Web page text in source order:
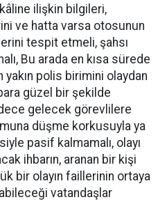
ilişkin bilgileri,
ve hatta varsa otosunun
tespit etmeli, şahsı
Bu arada en kısa sürede
polis birimini olaydan
güzel bir şekilde
gelecek görevlilere
düşme korkusuyla ya
pasif kalmamalı, olayı
ihbarın, aranan bir kişi
bir olayın faillerinin ortaya
vatandaşlar